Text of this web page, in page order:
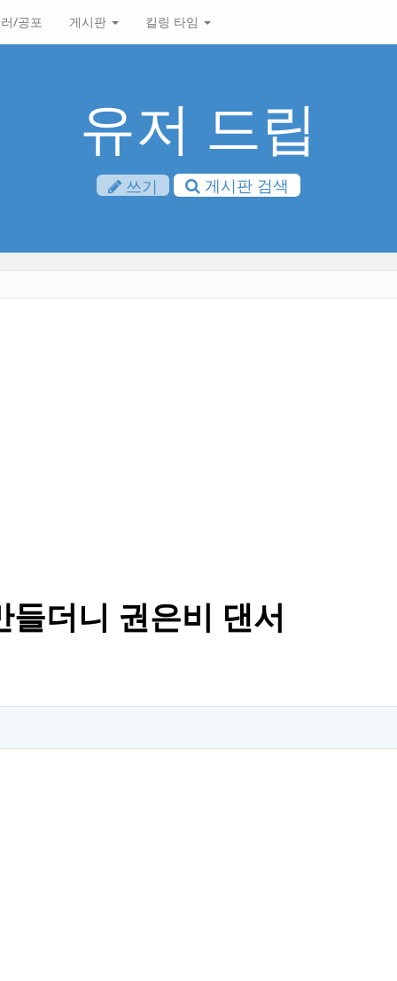
/공포 게시판 킬링 타임
유저 드립
쓰기 게시판 검색
더니 권은비 댄서